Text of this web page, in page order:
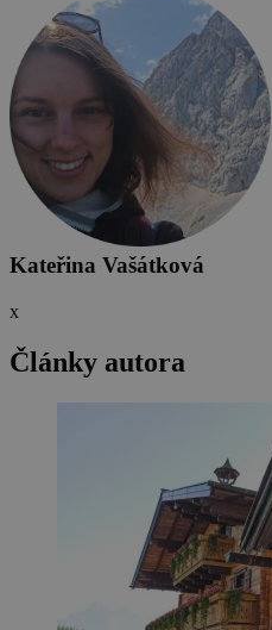
Kateřina Vašátková
x
Články autora